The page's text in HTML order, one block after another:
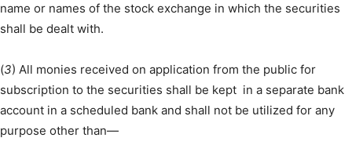
name or names of the stock exchange in which the securities
shall be dealt with.
(3) All monies received on application from the public for
subscription to the securities shall be kept in a separate bank
account in a scheduled bank and shall not be utilized for any
purpose other than—